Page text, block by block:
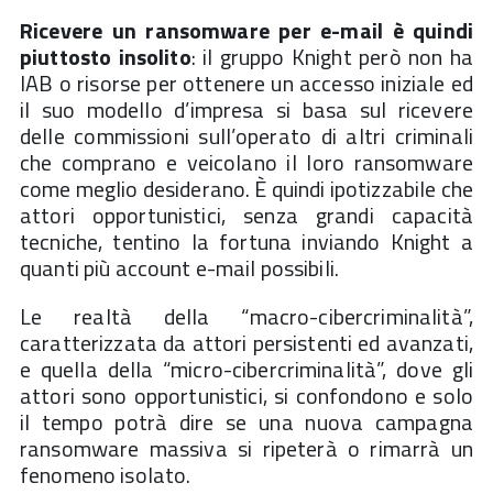
Ricevere un ransomware per e-mail è quindi
piuttosto insolito: il gruppo Knight però non ha
IAB o risorse per ottenere un accesso iniziale ed
il suo modello d’impresa si basa sul ricevere
delle commissioni sull’operato di altri criminali
che comprano e veicolano il loro ransomware
come meglio desiderano. È quindi ipotizzabile che
attori opportunistici, senza grandi capacità
tecniche, tentino la fortuna inviando Knight a
quanti più account e-mail possibili.
Le realtà della “macro-cibercriminalità”,
caratterizzata da attori persistenti ed avanzati,
e quella della “micro-cibercriminalità”, dove gli
attori sono opportunistici, si confondono e solo
il tempo potrà dire se una nuova campagna
ransomware massiva si ripeterà o rimarrà un
fenomeno isolato.